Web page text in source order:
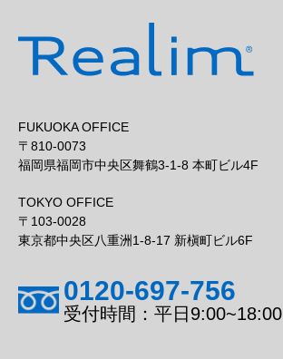
FUKUOKA OFFICE
〒810-0073
福岡県福岡市中央区舞鶴3-1-8 本町ビル4F
TOKYO OFFICE
〒103-0028
東京都中央区八重洲1-8-17 新槇町ビル6F
0120-697-756
受付時間：平日9:00~18:00